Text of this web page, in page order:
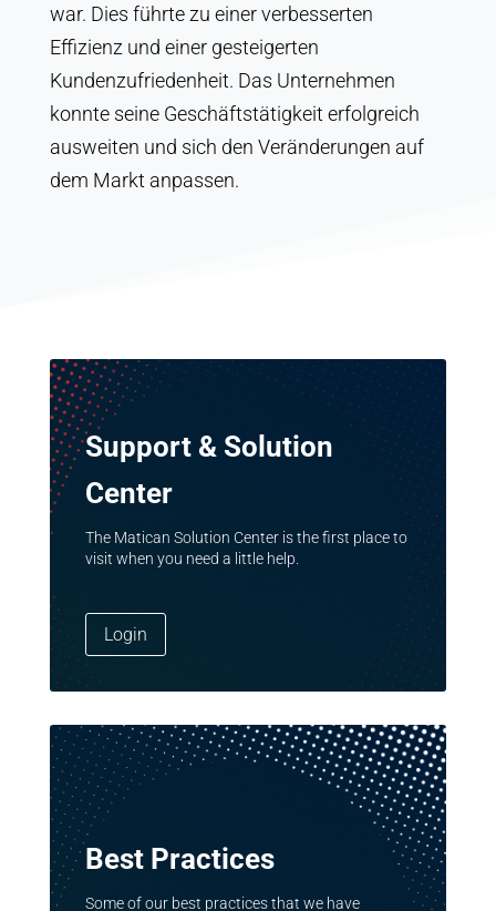
war. Dies führte zu einer verbesserten
Effizienz und einer gesteigerten
Kundenzufriedenheit. Das Unternehmen
konnte seine Geschäftstätigkeit erfolgreich
ausweiten und sich den Veränderungen auf
dem Markt anpassen.
Support & Solution
Center
The Matican Solution Center is the first place to
visit when you need a little help.
Login
Best Practices
Some of our best practices that we have